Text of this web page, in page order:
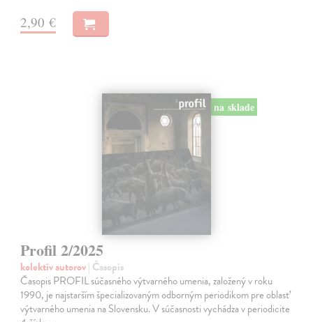
2,90 €
na sklade
Profil 2/2025
kolektív autorov| Časopis
Časopis PROFIL súčasného výtvarného umenia, založený v roku
1990, je najstarším špecializovaným odborným periodikom pre oblasť
výtvarného umenia na Slovensku. V súčasnosti vychádza v periodicite